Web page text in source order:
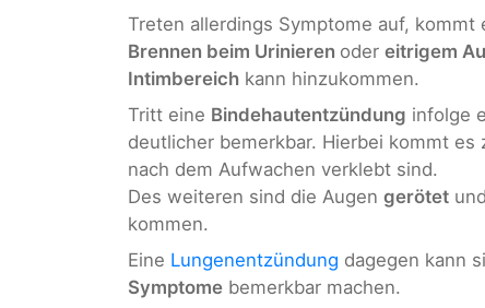
Treten allerdings Symptome auf, kommt
Brennen beim Urinieren oder eitrigem
Intimbereich kann hinzukommen.
Tritt eine Bindehautentzündung infolge
deutlicher bemerkbar. Hierbei kommt es
nach dem Aufwachen verklebt sind.
Des weiteren sind die Augen gerötet
kommen.
Eine Lungenentzündung dagegen kann
Symptome bemerkbar machen.